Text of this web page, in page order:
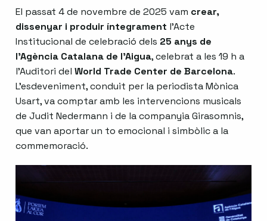
El passat 4 de novembre de 2025 vam crear,
dissenyar i produir íntegrament l’Acte
Institucional de celebració dels 25 anys de
l’Agència Catalana de l’Aigua, celebrat a les 19 h a
l’Auditori del World Trade Center de Barcelona.
L’esdeveniment, conduit per la periodista Mònica
Usart, va comptar amb les intervencions musicals
de Judit Nedermann i de la companyia Girasomnis,
que van aportar un to emocional i simbòlic a la
commemoració.